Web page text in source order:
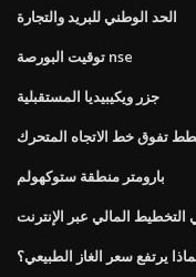
الحد الوطني للبريد والتجارة
توقيت البورصة nse
جزر ويكيبيديا المستقبلية
تفوق خط الاتجاه المتحرك
بارومتر منطقة ستوكهولم
التخطيط المالي عبر الإنترنت
يرتفع سعر الغاز الطبيعي؟